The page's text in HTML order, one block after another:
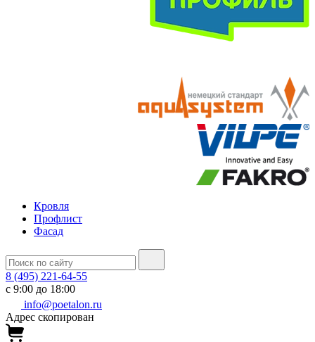
Кровля
Профлист
Фасад
8 (495) 221-64-55
с 9:00 до 18:00
info@poetalon.ru
Адрес скопирован